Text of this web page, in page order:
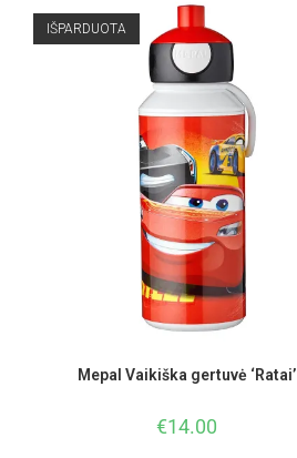
IŠPARDUOTA
Mepal Vaikiška gertuvė ‘Ratai’
€14.00